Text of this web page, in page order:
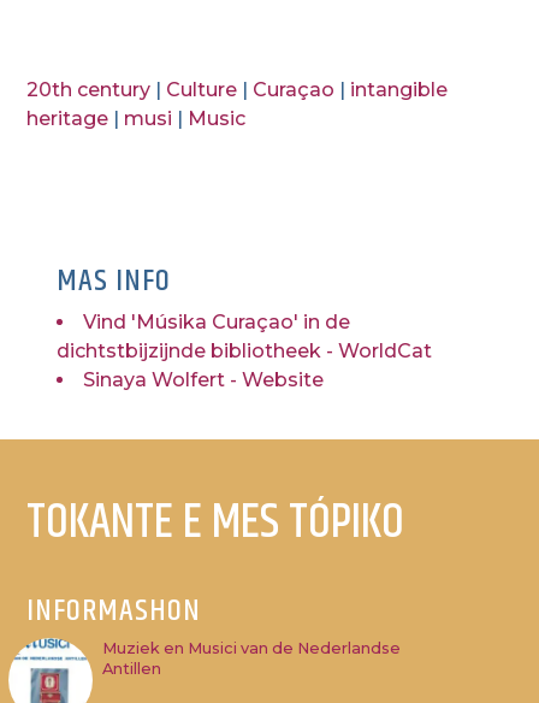
20th century | Culture | Curaçao | intangible
heritage | musi | Music
MAS INFO
Vind 'Músika Curaçao' in de
dichtstbijzijnde bibliotheek - WorldCat
Sinaya Wolfert - Website
TOKANTE E MES TÓPIKO
INFORMASHON
Muziek en Musici van de Nederlandse
Antillen